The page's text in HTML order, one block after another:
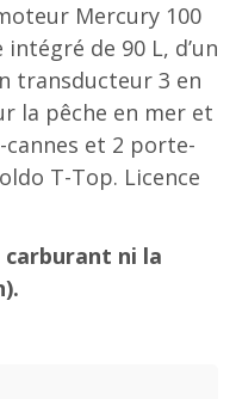
Mercury 100
intégré de 90 L, d’un
transducteur 3 en
la pêche en mer et
cannes et 2 porte-
T-Top. Licence
carburant ni la